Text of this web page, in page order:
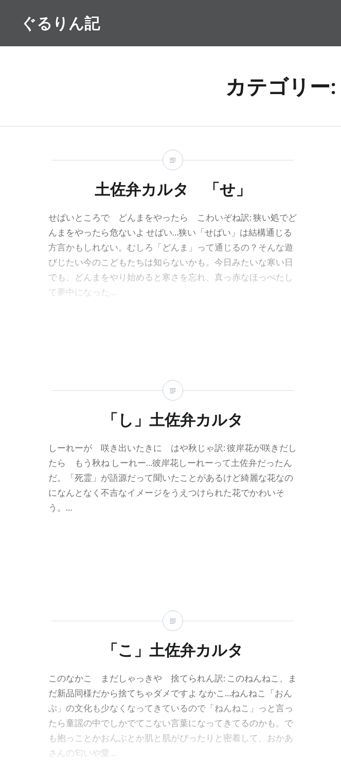
ン
ぐるりん記
カテゴリー:
土佐弁カルタ 「せ」
せばいところで どんまをやったら こわいぞね訳: 狭い処でど
んまをやったら危ないよ せばい…狭い「せばい」は結構通じる
方言かもしれない。むしろ「どんま」って通じるの？そんな遊
びじたい今のこどもたちは知らないかも。今日みたいな寒い日
でも、どんまをやり始めると寒さを忘れ、真っ赤なほっぺたし
て夢中になった…
「し」土佐弁カルタ
しーれーが 咲き出いたきに はや秋じゃ訳: 彼岸花が咲きだし
たら もう秋ね しーれー…彼岸花しーれーって土佐弁だったん
だ。「死霊」が語源だって聞いたことがあるけど綺麗な花なの
になんとなく不吉なイメージをうえつけられた花でかわいそ
う。…
「こ」土佐弁カルタ
このなかこ まだしゃっきや 捨てられん訳: このねんねこ、ま
だ新品同様だから捨てちゃダメですよ なかこ…ねんねこ「おん
ぶ」の文化も少なくなってきているので「ねんねこ」っと言っ
たら童謡の中でしかでてこない言葉になってきてるのかも。で
も抱っことかおんぶとか肌と肌がぴったりと密着して、おかあ
さんの匂いや愛…